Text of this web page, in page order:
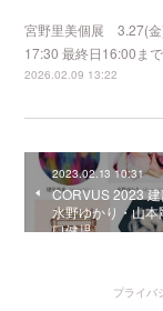
宮野里美個展 3.27(
17:30 最終日16:00ま
2026.02.09 13:22
2023.02.13 10:31
CORVUS 2023 建
水野ゆかり・山本
口健児
プライバ